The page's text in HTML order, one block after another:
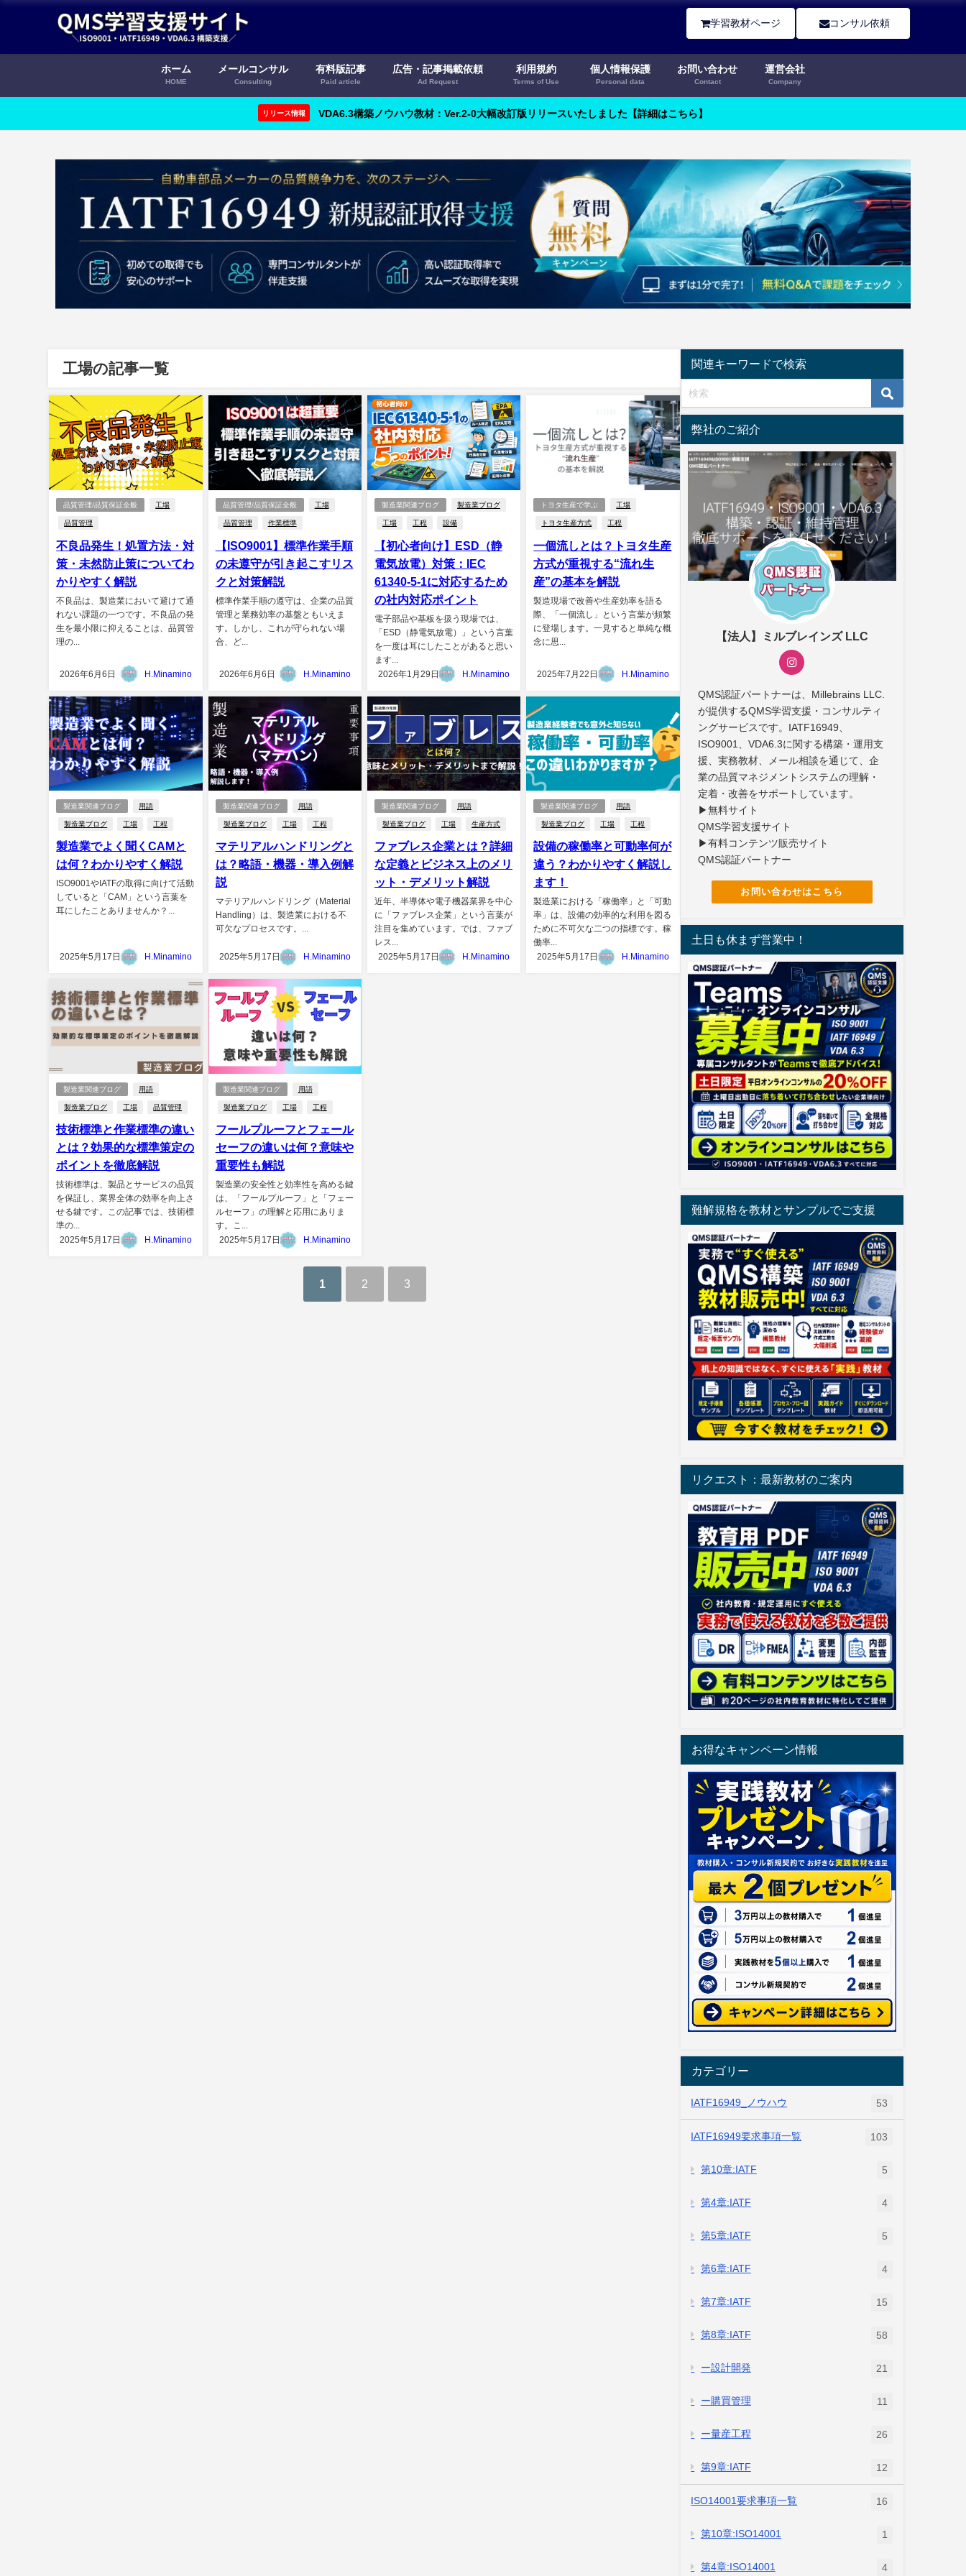
学習教材ページ コンサル依頼
ホーム
HOME
メールコンサル
Consulting
有料版記事
Paid article
広告・記事掲載依頼
Ad Request
利用規約
Terms of Use
個人情報保護
Personal data
お問い合わせ
Contact
運営会社
Company
リリース情報 VDA6.3構築ノウハウ教材：Ver.2-0大幅改訂版リリースいたしました【詳細はこちら】
工場の記事一覧
品質管理/品質保証全般 工場
品質管理
不良品発生！処置方法・対
策・未然防止策についてわ
かりやすく解説
不良品は、製造業において避けて通
れない課題の一つです。不良品の発
生を最小限に抑えることは、品質管
理の...
2026年6月6日 H.Minamino
品質管理/品質保証全般 工場
品質管理 作業標準
【ISO9001】標準作業手順
の未遵守が引き起こすリス
クと対策解説
標準作業手順の遵守は、企業の品質
管理と業務効率の基盤ともいえま
す。しかし、これが守られない場
合、ど...
2026年6月6日 H.Minamino
製造業関連ブログ 製造業ブログ
工場 工程 設備
【初心者向け】ESD（静
電気放電）対策：IEC
61340-5-1に対応するため
の社内対応ポイント
電子部品や基板を扱う現場では、
「ESD（静電気放電）」という言葉
を一度は耳にしたことがあると思い
ます...
2026年1月29日
H.Minamino
トヨタ生産で学ぶ 工場
トヨタ生産方式 工程
一個流しとは？トヨタ生産
方式が重視する“流れ生
産”の基本を解説
製造現場で改善や生産効率を語る
際、「一個流し」という言葉が頻繁
に登場します。一見すると単純な概
念に思...
2025年7月22日 H.Minamino
製造業関連ブログ 用語
製造業ブログ 工場 工程
製造業でよく聞くCAMと
は何？わかりやすく解説
ISO9001やIATFの取得に向けて活動
していると「CAM」という言葉を
耳にしたことありませんか？...
2025年5月17日 H.Minamino
製造業関連ブログ 用語
製造業ブログ 工場 工程
マテリアルハンドリングと
は？略語・機器・導入例解
説
マテリアルハンドリング（Material
Handling）は、製造業における不
可欠なプロセスです。...
2025年5月17日 H.Minamino
製造業関連ブログ 用語
製造業ブログ 工場 生産方式
ファブレス企業とは？詳細
な定義とビジネス上のメリ
ット・デメリット解説
近年、半導体や電子機器業界を中心
に「ファブレス企業」という言葉が
注目を集めています。では、ファブ
レス...
2025年5月17日
H.Minamino
製造業関連ブログ 用語
製造業ブログ 工場 工程
設備の稼働率と可動率何が
違う？わかりやすく解説し
ます！
製造業における「稼働率」と「可動
率」は、設備の効率的な利用を図る
ために不可欠な二つの指標です。稼
働率...
2025年5月17日
H.Minamino
製造業関連ブログ 用語
製造業ブログ 工場 品質管理
技術標準と作業標準の違い
とは？効果的な標準策定の
ポイントを徹底解説
技術標準は、製品とサービスの品質
を保証し、業界全体の効率を向上さ
せる鍵です。この記事では、技術標
準の...
2025年5月17日
H.Minamino
製造業関連ブログ 用語
製造業ブログ 工場 工程
フールプルーフとフェール
セーフの違いは何？意味や
重要性も解説
製造業の安全性と効率性を高める鍵
は、「フールプルーフ」と「フェー
ルセーフ」の理解と応用にありま
す。こ...
2025年5月17日
H.Minamino
1 2 3
関連キーワードで検索
弊社のご紹介
【法人】ミルブレインズ LLC
QMS認証パートナーは、Millebrains LLC.
が提供するQMS学習支援・コンサルティ
ングサービスです。IATF16949、
ISO9001、VDA6.3に関する構築・運用支
援、実務教材、メール相談を通じて、企
業の品質マネジメントシステムの理解・
定着・改善をサポートしています。
▶無料サイト
QMS学習支援サイト
▶有料コンテンツ販売サイト
QMS認証パートナー
お問い合わせはこちら
土日も休まず営業中！
難解規格を教材とサンプルでご支援
リクエスト：最新教材のご案内
お得なキャンペーン情報
カテゴリー
IATF16949_ノウハウ 53
IATF16949要求事項一覧 103
第10章:IATF 5
第4章:IATF 4
第5章:IATF 5
第6章:IATF 4
第7章:IATF 15
第8章:IATF 58
ー設計開発 21
ー購買管理 11
ー量産工程 26
第9章:IATF 12
ISO14001要求事項一覧 16
第10章:ISO14001 1
第4章:ISO14001 4